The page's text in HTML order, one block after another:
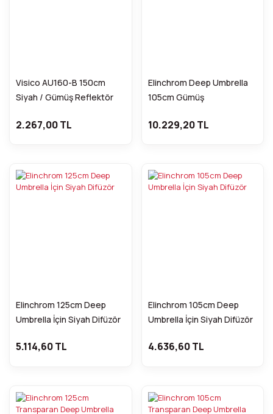
Visico AU160-B 150cm
Siyah / Gümüş Reflektör
2.267,00 TL
Elinchrom Deep Umbrella
105cm Gümüş
10.229,20 TL
Elinchrom 125cm Deep
Umbrella İçin Siyah Difüzör
5.114,60 TL
Elinchrom 105cm Deep
Umbrella İçin Siyah Difüzör
4.636,60 TL